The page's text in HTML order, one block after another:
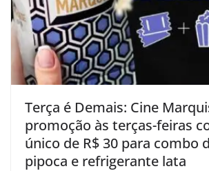
Terça é Demais: Cine
promoção às terças-feiras
único de R$ 30 para combo
pipoca e refrigerante lata